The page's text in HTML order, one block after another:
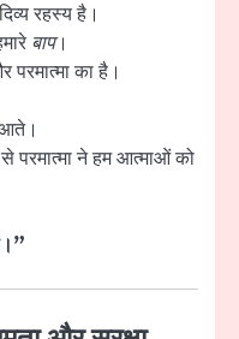
रहस्य है।
बाप।
का है।
ने हम आत्माओं को